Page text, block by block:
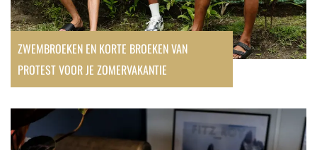
ZWEMBROEKEN EN KORTE BROEKEN VAN
PROTEST VOOR JE ZOMERVAKANTIE
Review:
Wanderlust